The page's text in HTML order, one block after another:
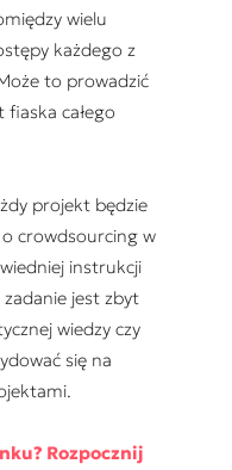
wielu
każdego z
to prowadzić
całego
projekt będzie
o crowdsourcing w
instrukcji
jest zbyt
wiedzy czy
się na
Rozpocznij